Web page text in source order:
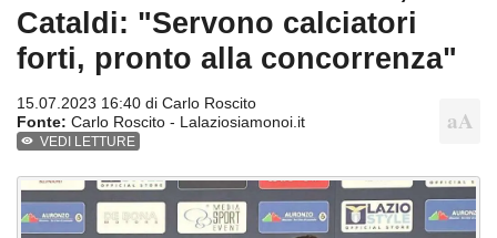
Cataldi: "Servono calciatori
forti, pronto alla concorrenza"
15.07.2023 16:40 di Carlo Roscito
Fonte: Carlo Roscito - Lalaziosiamonoi.it
VEDI LETTURE